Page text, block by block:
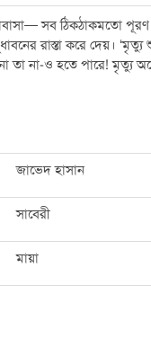
সব ঠিকঠাকমতো পূরণ
রাস্তা করে দেয়। ‘মৃত্যু
তা না-ও হতে পারে! মৃত্যু
জাভেদ হাসান
সাবেরী
মায়া